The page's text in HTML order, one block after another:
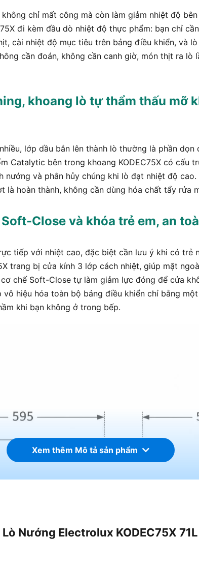
chỉ mất công mà còn làm giảm nhiệt độ
đi kèm đầu dò nhiệt độ thực phẩm: bạn chỉ
cài nhiệt độ mục tiêu trên bảng điều khiển, và
cần đoán, không cần canh giờ, món thịt ra lò
khoang lò tự thẩm thấu mỡ
lớp dầu bắn lên thành lò thường là phần dọn
Catalytic bên trong khoang KODEC75X có cấu
nướng và phân hủy chúng khi lò đạt nhiệt độ cao.
là hoàn thành, không cần dùng hóa chất tẩy rửa
Close và khóa trẻ em, an
tiếp với nhiệt cao, đặc biệt cần lưu ý khi có trẻ
trang bị cửa kính 3 lớp cách nhiệt, giúp mặt
chế Soft-Close tự làm giảm lực đóng để cửa
vô hiệu hóa toàn bộ bảng điều khiển chỉ bằng
khi bạn không ở trong bếp.
Xem thêm Mô tả sản phẩm
Nướng Electrolux KODEC75X 71L